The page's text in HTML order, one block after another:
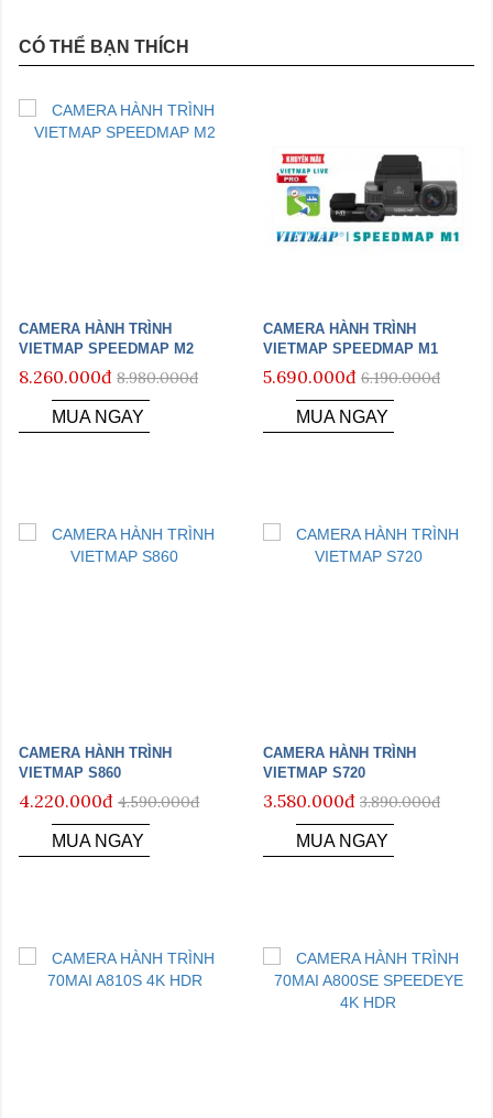
CÓ THỂ BẠN THÍCH
CAMERA HÀNH TRÌNH
VIETMAP SPEEDMAP M2
8.260.000đ 8.980.000đ
MUA NGAY
CAMERA HÀNH TRÌNH
VIETMAP SPEEDMAP M1
5.690.000đ 6.190.000đ
MUA NGAY
CAMERA HÀNH TRÌNH
VIETMAP S860
4.220.000đ 4.590.000đ
MUA NGAY
CAMERA HÀNH TRÌNH
VIETMAP S720
3.580.000đ 3.890.000đ
MUA NGAY